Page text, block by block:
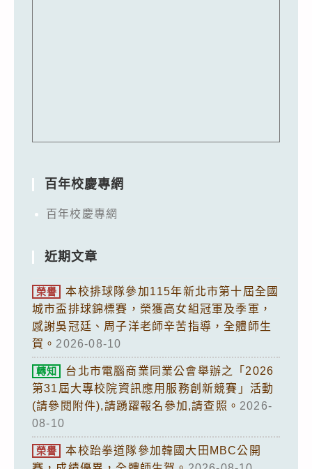
百年校慶專網
百年校慶專網
近期文章
榮譽
本校排球隊參加115年新北市第十屆全國
城市盃排球錦標賽，榮獲高女組冠軍及季軍，
感謝吳冠廷、周子洋老師辛苦指導，全體師生
賀。 2026-08-10
轉知
台北市電腦商業同業公會舉辦之「2026
第31屆大專校院資訊應用服務創新競賽」活動
(請參閱附件),請踴躍報名參加,請查照。 2026-
08-10
榮譽
本校跆拳道隊參加韓國大田MBC公開